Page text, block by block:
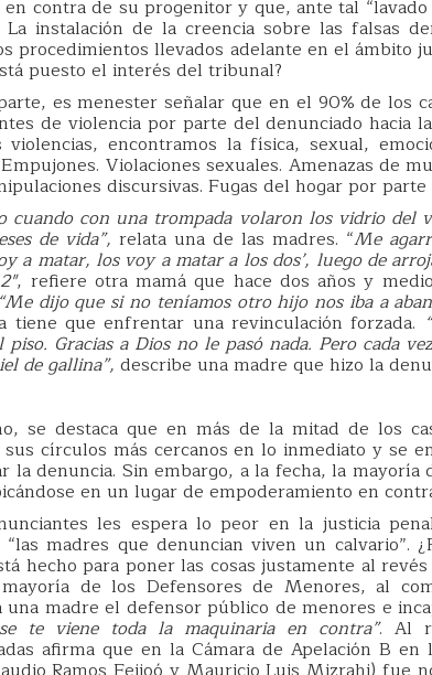
en contra de su progenitor y que, ante tal
La instalación de la creencia sobre las falsas
procedimientos llevados adelante en el ámbito
puesto el interés del tribunal?
es menester señalar que en el 90% de los
de violencia por parte del denunciado hacia
encontramos la física, sexual,
Violaciones sexuales. Amenazas de
discursivas. Fugas del hogar por
cuando con una trompada volaron los vidrio
de vida”, relata una de las madres. “Me
a matar, los voy a matar a los dos’, luego de
, refiere otra mamá que hace dos años y
“Me dijo que si no teníamos otro hijo nos iba a
tiene que enfrentar una revinculación forzada.
piso. Gracias a Dios no le pasó nada. Pero cada
de gallina”, describe una madre que hizo la
se destaca que en más de la mitad de los
círculos más cercanos en lo inmediato y se
la denuncia. Sin embargo, a la fecha, la mayoría
en un lugar de empoderamiento en
les espera lo peor en la justicia
“las madres que denuncian viven un calvario”.
hecho para poner las cosas justamente al
de los Defensores de Menores, al
una madre el defensor público de menores e
te viene toda la maquinaria en contra”. Al
afirma que en la Cámara de Apelación B